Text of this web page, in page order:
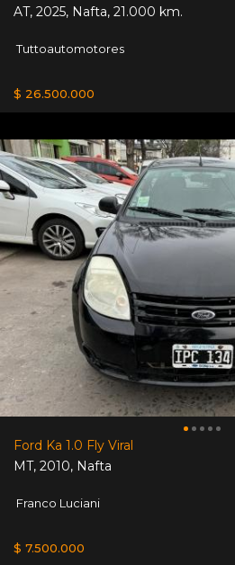
AT, 2025, Nafta, 21.000 km.
Tuttoautomotores
$ 26.500.000
Ford Ka 1.0 Fly Viral
MT, 2010, Nafta
Franco Luciani
$ 7.500.000